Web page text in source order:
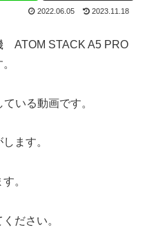
2022.06.05 2023.11.18
ATOM STACK A5 PRO
いる動画です。
ます。
。
ださい。